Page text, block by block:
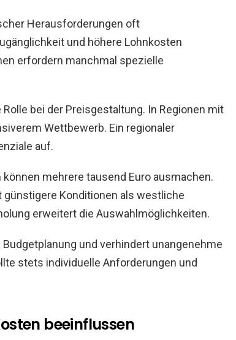
Herausforderungen oft
und höhere Lohnkosten
erfordern manchmal spezielle
bei der Preisgestaltung. In Regionen mit
Wettbewerb. Ein regionaler
auf.
mehrere tausend Euro ausmachen.
Konditionen als westliche
erweitert die Auswahlmöglichkeiten.
und verhindert unangenehme
stets individuelle Anforderungen und
beeinflussen